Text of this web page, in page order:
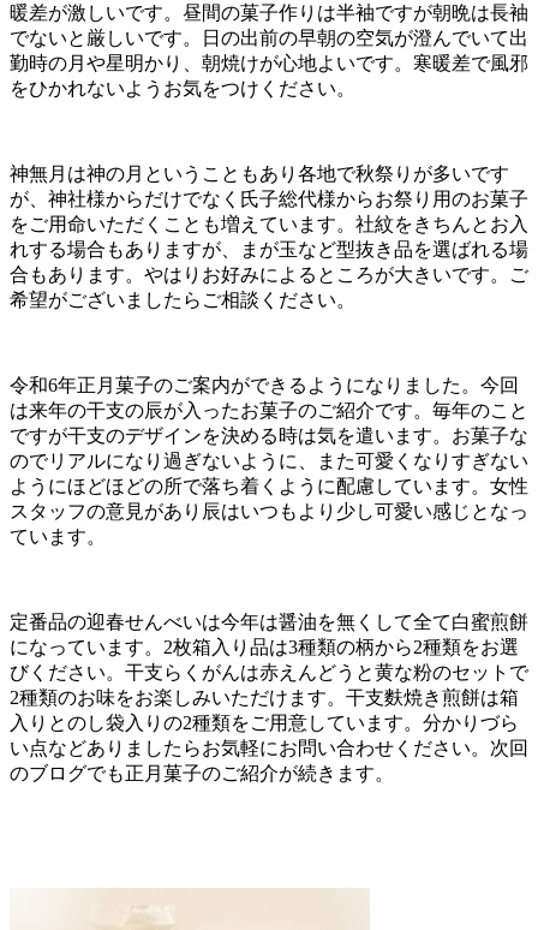
暖差が激しいです。昼間の菓子作りは半袖ですが朝晩は長袖
でないと厳しいです。日の出前の早朝の空気が澄んでいて出
勤時の月や星明かり、朝焼けが心地よいです。寒暖差で風邪
をひかれないようお気をつけください。
神無月は神の月ということもあり各地で秋祭りが多いです
が、神社様からだけでなく氏子総代様からお祭り用のお菓子
をご用命いただくことも増えています。社紋をきちんとお入
れする場合もありますが、まが玉など型抜き品を選ばれる場
合もあります。やはりお好みによるところが大きいです。ご
希望がございましたらご相談ください。
令和6年正月菓子のご案内ができるようになりました。今回
は来年の干支の辰が入ったお菓子のご紹介です。毎年のこと
ですが干支のデザインを決める時は気を遣います。お菓子な
のでリアルになり過ぎないように、また可愛くなりすぎない
ようにほどほどの所で落ち着くように配慮しています。女性
スタッフの意見があり辰はいつもより少し可愛い感じとなっ
ています。
定番品の迎春せんべいは今年は醤油を無くして全て白蜜煎餅
になっています。2枚箱入り品は3種類の柄から2種類をお選
びください。干支らくがんは赤えんどうと黄な粉のセットで
2種類のお味をお楽しみいただけます。干支麩焼き煎餅は箱
入りとのし袋入りの2種類をご用意しています。分かりづら
い点などありましたらお気軽にお問い合わせください。次回
のブログでも正月菓子のご紹介が続きます。